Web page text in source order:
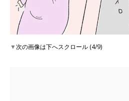
▼次の画像は下へスクロール (4/9)